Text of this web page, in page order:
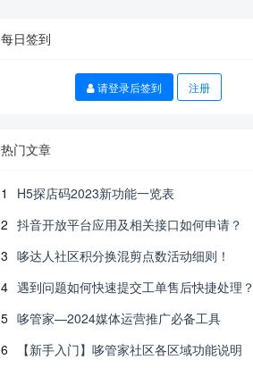
每日签到
请登录后签到 注册
热门文章
1
H5探店码2023新功能一览表
2 抖音开放平台应用及相关接口如何申请？
3 哆达人社区积分换混剪点数活动细则！
4 遇到问题如何快速提交工单售后快捷处理？
5 哆管家—2024媒体运营推广必备工具
6
【新手入门】哆管家社区各区域功能说明